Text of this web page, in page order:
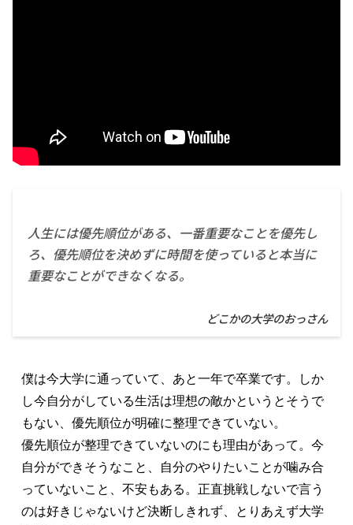
人生には優先順位がある、一番重要なことを優先し
ろ、優先順位を決めずに時間を使っていると本当に
重要なことができなくなる。
どこかの大学のおっさん
僕は今大学に通っていて、あと一年で卒業です。しか
し今自分がしている生活は理想の敵かというとそうで
もない、優先順位が明確に整理できていない。
優先順位が整理できていないのにも理由があって。今
自分ができそうなこと、自分のやりたいことが噛み合
っていないこと、不安もある。正直挑戦しないで言う
のは好きじゃないけど決断しきれず、とりあえず大学